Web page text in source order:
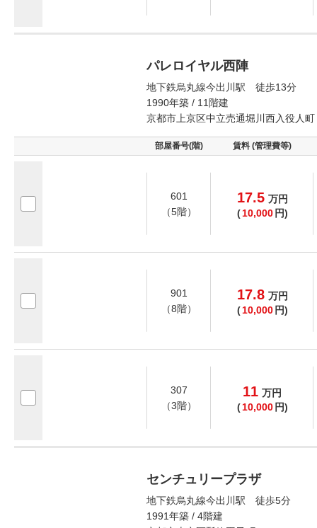
パレロイヤル西陣
地下鉄烏丸線今出川駅 徒歩13分
1990年築 / 11階建
京都市上京区中立売通堀川西入役人町
部屋番号(階) 賃料 (管理費等)
601
（5階）
17.5 万円
( 10,000 円)
901
（8階）
17.8 万円
( 10,000 円)
307
（3階）
11 万円
( 10,000 円)
センチュリープラザ
地下鉄烏丸線今出川駅 徒歩5分
1991年築 / 4階建